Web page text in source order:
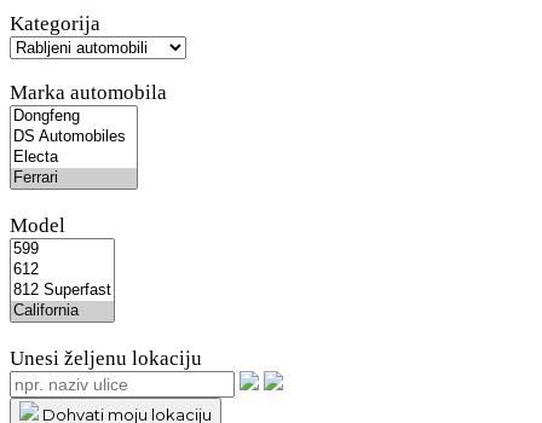
Kategorija
Marka automobila
Model
Unesi željenu lokaciju
Dohvati moju lokaciju